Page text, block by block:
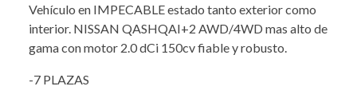
Vehículo en IMPECABLE estado tanto exterior como
interior. NISSAN QASHQAI+2 AWD/4WD mas alto de
gama con motor 2.0 dCi 150cv fiable y robusto.
-7 PLAZAS